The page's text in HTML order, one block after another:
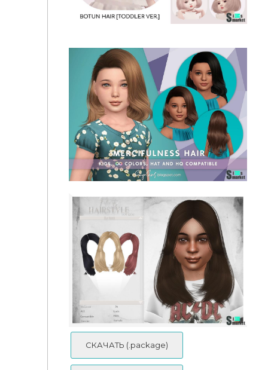
Прическа Zoe by qicc
Прическа BOTUN by Nilyn
Прическа Merci by SonyaSimsCC
СКАЧАТЬ (.package)